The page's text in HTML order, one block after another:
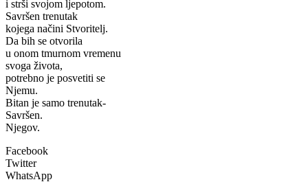
i strši svojom ljepotom.
Savršen trenutak
kojega načini Stvoritelj.
Da bih se otvorila
u onom tmurnom vremenu
svoga života,
potrebno je posvetiti se
Njemu.
Bitan je samo trenutak-
Savršen.
Njegov.
Facebook
Twitter
WhatsApp